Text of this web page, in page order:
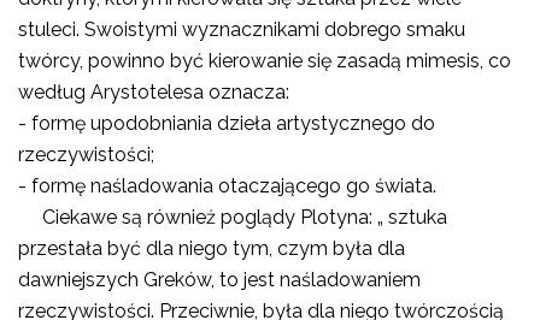
stuleci. Swoistymi wyznacznikami dobrego smaku
twórcy, powinno być kierowanie się zasadą mimesis, co
według Arystotelesa oznacza:
- formę upodobniania dzieła artystycznego do
rzeczywistości;
- formę naśladowania otaczającego go świata.
Ciekawe są również poglądy Plotyna: „ sztuka
przestała być dla niego tym, czym była dla
dawniejszych Greków, to jest naśladowaniem
rzeczywistości. Przeciwnie, była dla niego twórczością